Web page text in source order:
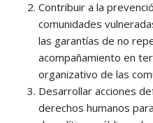
Contribuir a la
comunidades
las garantías de no
acompañamiento en
organizativo de las
Desarrollar acciones
derechos humanos